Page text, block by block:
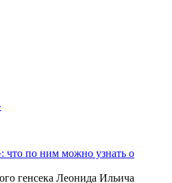
что по ним можно узнать о
генсека Леонида Ильича